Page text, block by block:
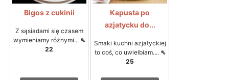
Bigos z cukinii
Z sąsiadami się czasem
wymieniamy różnymi... ⇖
22
Kapusta po
azjatycku do...
Smaki kuchni azjatyckiej
to coś, co uwielbiam.... ⇖
25